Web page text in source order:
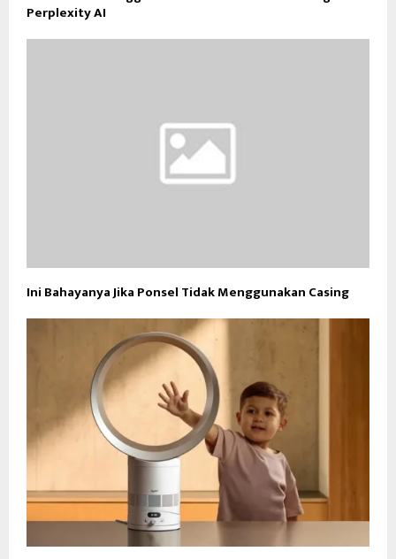
Perplexity AI
Ini Bahayanya Jika Ponsel Tidak Menggunakan Casing